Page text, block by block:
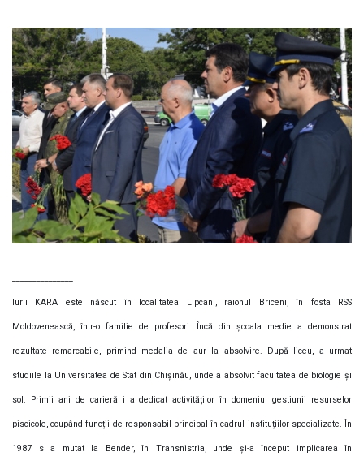
Iurii KARA este născut în localitatea Lipcani, raionul Briceni, în fosta RSS
Moldovenească, într-o familie de profesori. Încă din școala medie a demonstrat
rezultate remarcabile, primind medalia de aur la absolvire. După liceu, a urmat
studiile la Universitatea de Stat din Chișinău, unde a absolvit facultatea de biologie și
sol. Primii ani de carieră i a dedicat activităților în domeniul gestiunii resurselor
piscicole, ocupând funcții de responsabil principal în cadrul instituțiilor specializate. În
1987 s a mutat la Bender, în Transnistria, unde și-a început implicarea în